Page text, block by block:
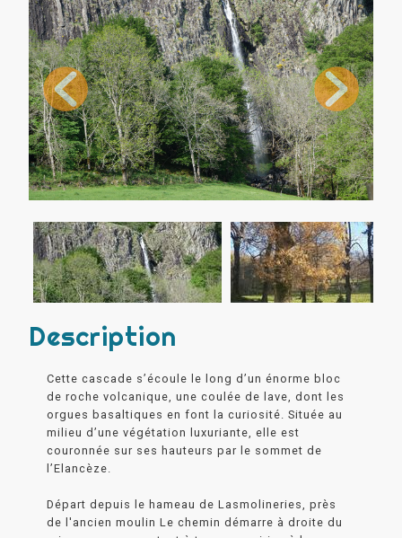
Description
Cette cascade s’écoule le long d’un énorme bloc
de roche volcanique, une coulée de lave, dont les
orgues basaltiques en font la curiosité. Située au
milieu d’une végétation luxuriante, elle est
couronnée sur ses hauteurs par le sommet de
l’Elancèze.
Départ depuis le hameau de Lasmolineries, près
de l'ancien moulin Le chemin démarre à droite du